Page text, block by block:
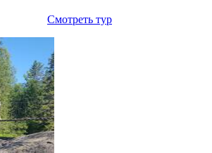
Cмотреть тур